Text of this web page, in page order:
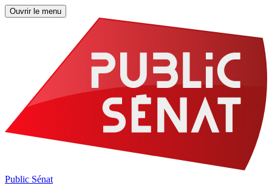
Ouvrir le menu
Public Sénat